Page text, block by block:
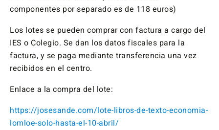
componentes por separado es de 118 euros)
Los lotes se pueden comprar con factura a cargo del
IES o Colegio. Se dan los datos fiscales para la
factura, y se paga mediante transferencia una vez
recibidos en el centro.
Enlace a la compra del lote:
https://josesande.com/lote-libros-de-texto-economia-
lomloe-solo-hasta-el-10-abril/